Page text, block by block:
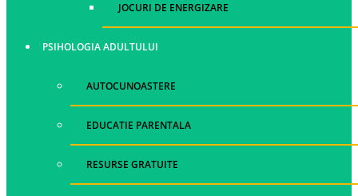
JOCURI DE ENERGIZARE
PSIHOLOGIA ADULTULUI
AUTOCUNOASTERE
EDUCATIE PARENTALA
RESURSE GRATUITE